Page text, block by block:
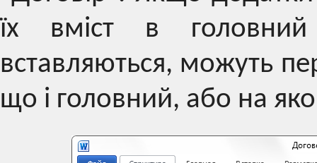
їх вміст в
вставляються, можуть
що і головний, або на